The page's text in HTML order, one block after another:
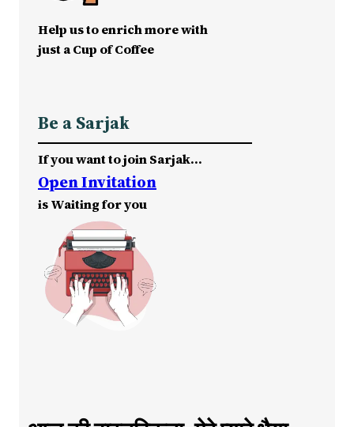
Help us to enrich more with
just a Cup of Coffee
Be a Sarjak
If you want to join Sarjak…
Open Invitation
is Waiting for you